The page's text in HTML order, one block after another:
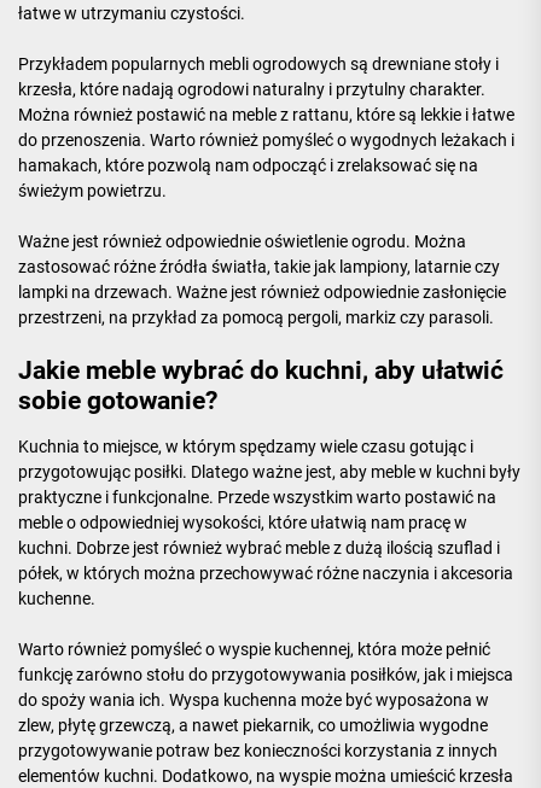
łatwe w utrzymaniu czystości.
Przykładem popularnych mebli ogrodowych są drewniane stoły i
krzesła, które nadają ogrodowi naturalny i przytulny charakter.
Można również postawić na meble z rattanu, które są lekkie i łatwe
do przenoszenia. Warto również pomyśleć o wygodnych leżakach i
hamakach, które pozwolą nam odpocząć i zrelaksować się na
świeżym powietrzu.
Ważne jest również odpowiednie oświetlenie ogrodu. Można
zastosować różne źródła światła, takie jak lampiony, latarnie czy
lampki na drzewach. Ważne jest również odpowiednie zasłonięcie
przestrzeni, na przykład za pomocą pergoli, markiz czy parasoli.
Jakie meble wybrać do kuchni, aby ułatwić
sobie gotowanie?
Kuchnia to miejsce, w którym spędzamy wiele czasu gotując i
przygotowując posiłki. Dlatego ważne jest, aby meble w kuchni były
praktyczne i funkcjonalne. Przede wszystkim warto postawić na
meble o odpowiedniej wysokości, które ułatwią nam pracę w
kuchni. Dobrze jest również wybrać meble z dużą ilością szuflad i
półek, w których można przechowywać różne naczynia i akcesoria
kuchenne.
Warto również pomyśleć o wyspie kuchennej, która może pełnić
funkcję zarówno stołu do przygotowywania posiłków, jak i miejsca
do spoży wania ich. Wyspa kuchenna może być wyposażona w
zlew, płytę grzewczą, a nawet piekarnik, co umożliwia wygodne
przygotowywanie potraw bez konieczności korzystania z innych
elementów kuchni. Dodatkowo, na wyspie można umieścić krzesła